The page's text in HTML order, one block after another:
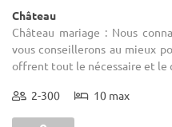
Château
Château mariage : Nous
vous conseillerons au mieux
offrent tout le nécessaire et le
2-300 10 max